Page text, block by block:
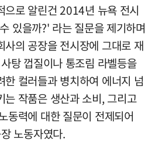
으로 알린건 2014년 뉴욕 전시
있을까?' 라는 질문을 제기하며
사의 공장을 전시장에 그대로 재
탕 껍질이나 통조림 라벨등을
한 컬러들과 병치하여 에너지 넘
는 작품은 생산과 소비, 그리고
동력에 대한 질문이 전제되어
노동자였다.